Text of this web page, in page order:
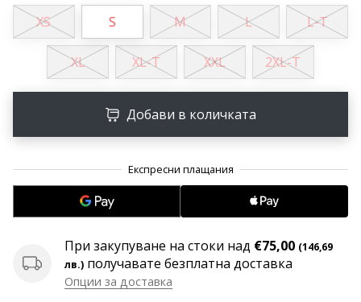
•
1 мин. четене
Партньорска
програма
WeplayVolleyball
ли
уебсайт,
блог,
дискусионен
форум?
XS S M L L-T
XL XL-T XXL 2XL-T
Добави в количката
При закупуване на стоки над €75,00 (146,69
лв.) получавате безплатна доставка
Опции за доставка